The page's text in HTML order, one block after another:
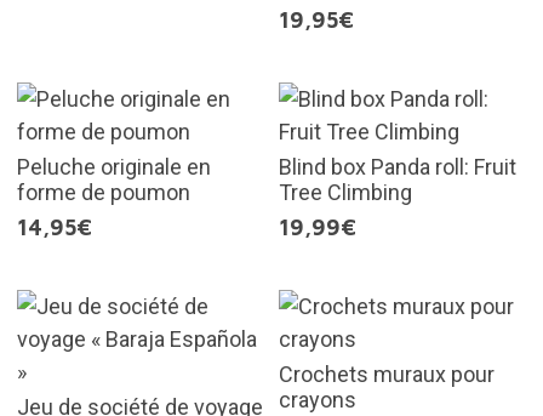
19,95€
Peluche originale en
forme de poumon
14,95€
Blind box Panda roll: Fruit
Tree Climbing
19,99€
Jeu de société de voyage
Crochets muraux pour
crayons